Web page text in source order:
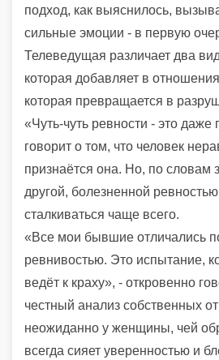
подход, как выяснилось,
сильные эмоции - в первую
Телеведущая различает два
которая добавляет в отношения
которая превращается в
«Чуть-чуть ревности - это даже
говорит о том, что человек
признаётся она. Но, по словам
другой, болезненной
сталкиваться чаще всего.
«Все мои бывшие отличались
ревнивостью. Это испытание,
ведёт к краху», - откровенно
честный анализ собственных
неожиданно у женщины, чей
всегда сияет уверенностью и